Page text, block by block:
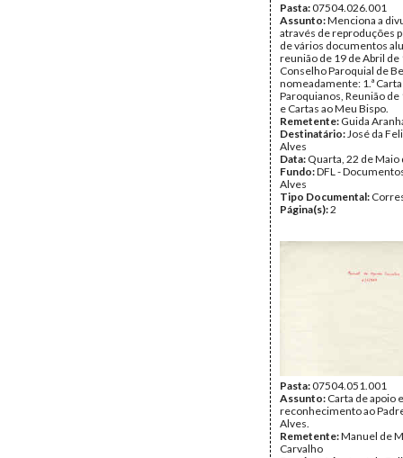
Pasta:07504.026.001
Assunto:Menciona a
através de reproduções
de vários documentos
reunião de 19 de Abril de
Conselho Paroquial de
nomeadamente: 1.ª
Paroquianos, Reunião de
e Cartas ao Meu Bispo.
Remetente: Guida
Destinatário:José da
Alves
Data: Quarta, 22 de Maio
Fundo:DFL -
Alves
Tipo Documental:
Página(s):2
Pasta:07504.051.001
Assunto: Carta de apoio e
reconhecimento ao
Alves.
Remetente:Manuel de
Carvalho